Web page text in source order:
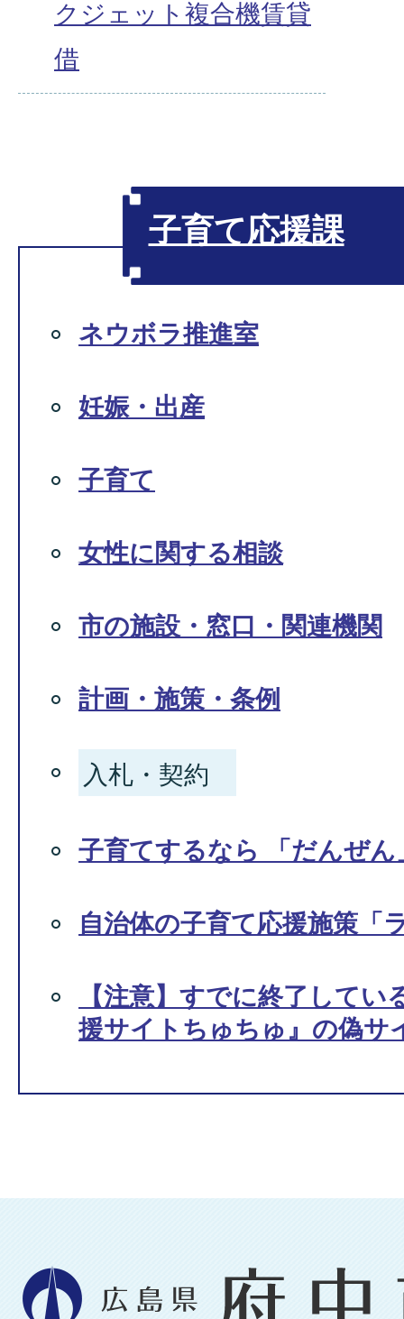
クジェット複合機賃貸
借
子育て応援課
ネウボラ推進室
妊娠・出産
子育て
女性に関する相談
市の施設・窓口・関連機関
計画・施策・条例
入札・契約
子育てするなら 「だんぜん
自治体の子育て応援施策「
【注意】すでに終了してい
援サイトちゅちゅ』の偽サ
広
島